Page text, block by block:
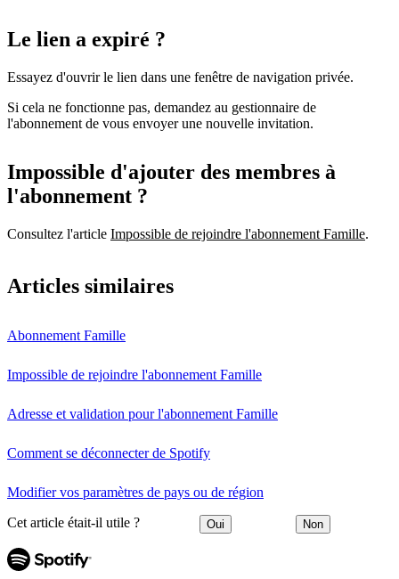
Le lien a expiré ?
Essayez d'ouvrir le lien dans une fenêtre de navigation privée.
Si cela ne fonctionne pas, demandez au gestionnaire de
l'abonnement de vous envoyer une nouvelle invitation.
Impossible d'ajouter des membres à
l'abonnement ?
Consultez l'article Impossible de rejoindre l'abonnement Famille.
Articles similaires
Abonnement Famille
Impossible de rejoindre l'abonnement Famille
Adresse et validation pour l'abonnement Famille
Comment se déconnecter de Spotify
Modifier vos paramètres de pays ou de région
Cet article était-il utile ? Oui Non